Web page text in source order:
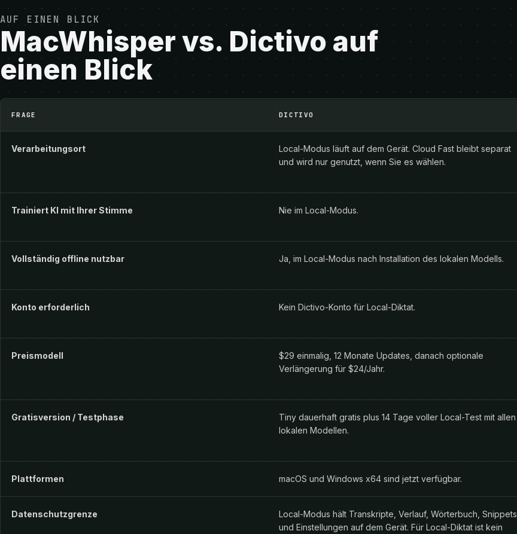
AUF EINEN BLICK
MacWhisper vs. Dictivo auf
einen Blick
FRAGE DICTIVO
Verarbeitungsort
Local-Modus läuft auf dem Gerät. Cloud Fast bleibt separat
und wird nur genutzt, wenn Sie es wählen.
Trainiert KI mit Ihrer Stimme Nie im Local-Modus.
Vollständig offline nutzbar Ja, im Local-Modus nach Installation des lokalen Modells.
Konto erforderlich Kein Dictivo-Konto für Local-Diktat.
Preismodell
$29 einmalig, 12 Monate Updates, danach optionale
Verlängerung für $24/Jahr.
Gratisversion / Testphase
Tiny dauerhaft gratis plus 14 Tage voller Local-Test mit allen
lokalen Modellen.
Plattformen macOS und Windows x64 sind jetzt verfügbar.
Datenschutzgrenze
Local-Modus hält Transkripte, Verlauf, Wörterbuch, Snippets
und Einstellungen auf dem Gerät. Für Local-Diktat ist kein